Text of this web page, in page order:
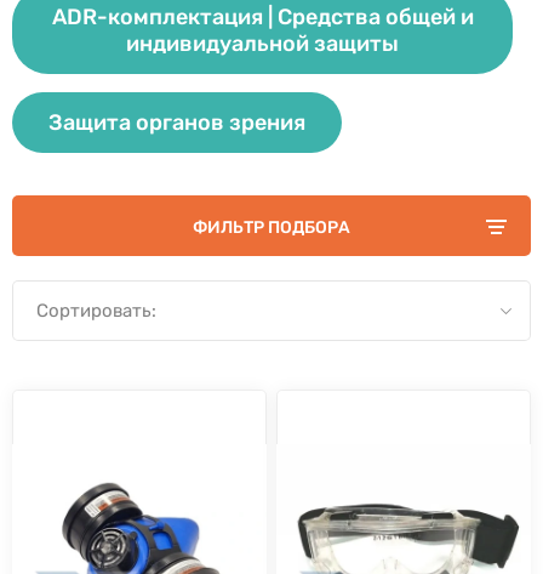
ADR-комплектация | Средства общей и
индивидуальной защиты
Защита органов зрения
ФИЛЬТР ПОДБОРА
Сортировать: